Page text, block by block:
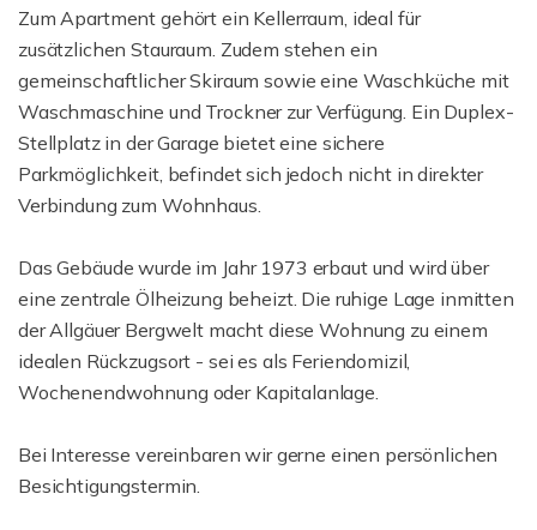
Zum Apartment gehört ein Kellerraum, ideal für
zusätzlichen Stauraum. Zudem stehen ein
gemeinschaftlicher Skiraum sowie eine Waschküche mit
Waschmaschine und Trockner zur Verfügung. Ein Duplex-
Stellplatz in der Garage bietet eine sichere
Parkmöglichkeit, befindet sich jedoch nicht in direkter
Verbindung zum Wohnhaus.
Das Gebäude wurde im Jahr 1973 erbaut und wird über
eine zentrale Ölheizung beheizt. Die ruhige Lage inmitten
der Allgäuer Bergwelt macht diese Wohnung zu einem
idealen Rückzugsort - sei es als Feriendomizil,
Wochenendwohnung oder Kapitalanlage.
Bei Interesse vereinbaren wir gerne einen persönlichen
Besichtigungstermin.